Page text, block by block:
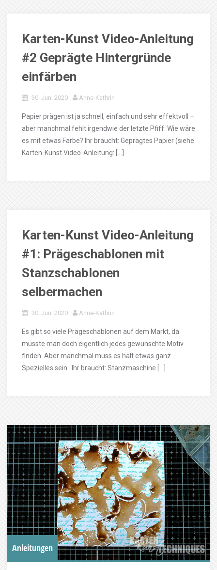
Karten-Kunst Video-Anleitung
#2 Geprägte Hintergründe
einfärben
30. Juni 2020 Anne-Kathrin
Papier prägen ist ja schnell, einfach und sehr effektvoll –
aber manchmal fehlt irgendwie der letzte Pfiff. Wie wäre
es mit etwas Farbe? Ihr braucht: Geprägtes Papier (siehe
Karten-Kunst Video-Anleitung: […]
Karten-Kunst Video-Anleitung
#1: Prägeschablonen mit
Stanzschablonen
selbermachen
30. Juni 2020 Anne-Kathrin
Es gibt so viele Prägeschablonen auf dem Markt, da
müsste man doch eigentlich jedes gewünschte Motiv
finden. Aber manchmal muss es halt etwas ganz
Spezielles sein. Ihr braucht: Stanzmaschine […]
Anleitungen